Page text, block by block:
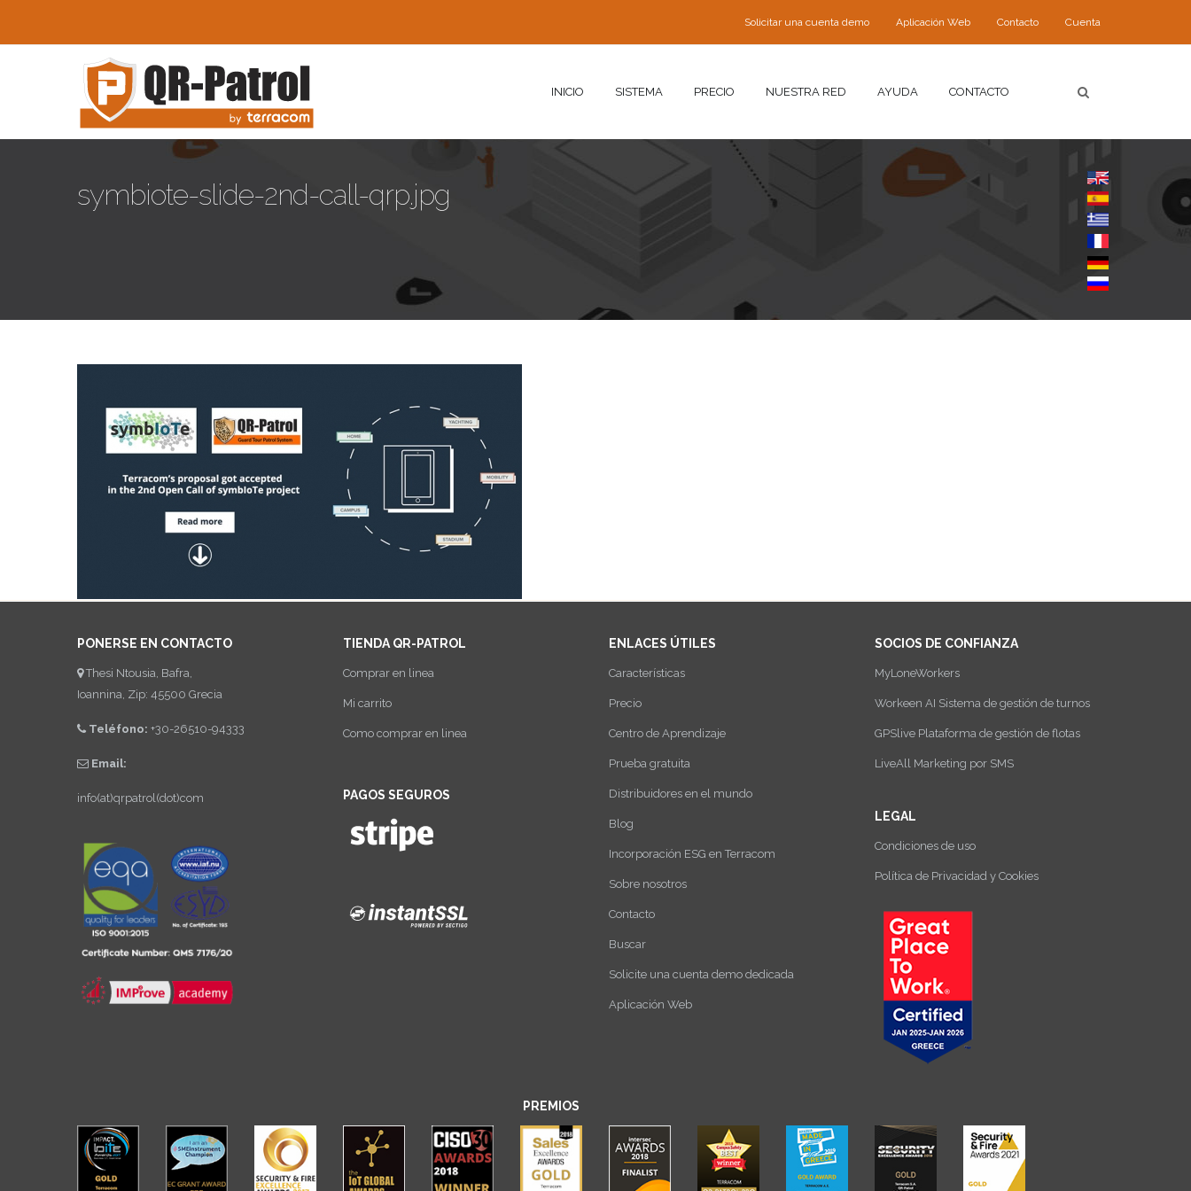
Solicitar una cuenta demo Aplicación Web Contacto Cuenta
INICIO SISTEMA PRECIO NUESTRA RED AYUDA CONTACTO
symbiote-slide-2nd-call-qrp.jpg
PONERSE EN CONTACTO
Thesi Ntousia, Bafra,
Ioannina, Zip: 45500 Grecia
Teléfono: +30-26510-94333
Email:
info(at)qrpatrol(dot)com
TIENDA QR-PATROL
Comprar en linea
Mi carrito
Como comprar en linea
PAGOS SEGUROS
ENLACES ÚTILES
Características
Precio
Centro de Aprendizaje
Prueba gratuita
Distribuidores en el mundo
Blog
Incorporación ESG en Terracom
Sobre nosotros
Contacto
Buscar
Solicite una cuenta demo dedicada
Aplicación Web
SOCIOS DE CONFIANZA
MyLoneWorkers
Workeen AI Sistema de gestión de turnos
GPSlive Plataforma de gestión de flotas
LiveAll Marketing por SMS
LEGAL
Condiciones de uso
Política de Privacidad y Cookies
PREMIOS